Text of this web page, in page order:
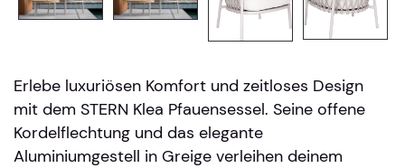
Erlebe luxuriösen Komfort und zeitloses Design
mit dem STERN Klea Pfauensessel. Seine offene
Kordelflechtung und das elegante
Aluminiumgestell in Greige verleihen deinem